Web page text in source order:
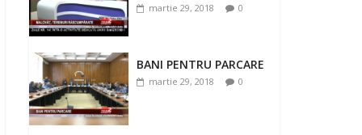
martie 29, 2018 0
BANI PENTRU PARCARE
martie 29, 2018 0